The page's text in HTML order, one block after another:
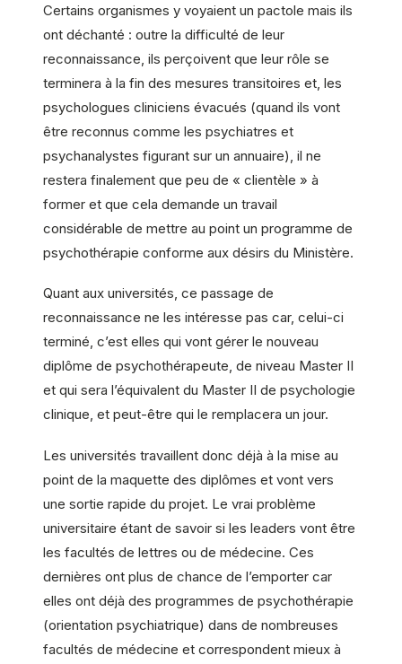
Certains organismes y voyaient un pactole mais ils
ont déchanté : outre la difficulté de leur
reconnaissance, ils perçoivent que leur rôle se
terminera à la fin des mesures transitoires et, les
psychologues cliniciens évacués (quand ils vont
être reconnus comme les psychiatres et
psychanalystes figurant sur un annuaire), il ne
restera finalement que peu de « clientèle » à
former et que cela demande un travail
considérable de mettre au point un programme de
psychothérapie conforme aux désirs du Ministère.
Quant aux universités, ce passage de
reconnaissance ne les intéresse pas car, celui-ci
terminé, c’est elles qui vont gérer le nouveau
diplôme de psychothérapeute, de niveau Master II
et qui sera l’équivalent du Master II de psychologie
clinique, et peut-être qui le remplacera un jour.
Les universités travaillent donc déjà à la mise au
point de la maquette des diplômes et vont vers
une sortie rapide du projet. Le vrai problème
universitaire étant de savoir si les leaders vont être
les facultés de lettres ou de médecine. Ces
dernières ont plus de chance de l’emporter car
elles ont déjà des programmes de psychothérapie
(orientation psychiatrique) dans de nombreuses
facultés de médecine et correspondent mieux à